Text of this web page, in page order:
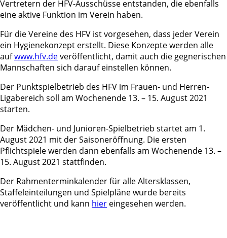
Vertretern der HFV-Ausschüsse entstanden, die ebenfalls
eine aktive Funktion im Verein haben.
Für die Vereine des HFV ist vorgesehen, dass jeder Verein
ein Hygienekonzept erstellt. Diese Konzepte werden alle
aufwww.hfv.deveröffentlicht, damit auch die gegnerischen
Mannschaften sich darauf einstellen können.
Der Punktspielbetrieb des HFV im Frauen- und Herren-
Ligabereich soll am Wochenende 13. – 15. August 2021
starten.
Der Mädchen- und Junioren-Spielbetrieb startet am 1.
August 2021 mit der Saisoneröffnung. Die ersten
Pflichtspiele werden dann ebenfalls am Wochenende 13. –
15. August 2021 stattfinden.
Der Rahmenterminkalender für alle Altersklassen,
Staffeleinteilungen und Spielpläne wurde bereits
veröffentlicht und kann hier eingesehen werden.